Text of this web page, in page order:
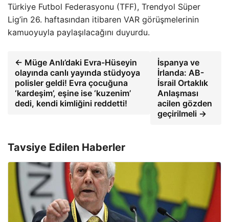
Türkiye Futbol Federasyonu (TFF), Trendyol Süper
Lig’in 26. haftasından itibaren VAR görüşmelerinin
kamuoyuyla paylaşılacağını duyurdu.
← Müge Anlı’daki Evra-Hüseyin
olayında canlı yayında stüdyoya
polisler geldi! Evra çocuğuna
‘kardeşim’, eşine ise ‘kuzenim’
dedi, kendi kimliğini reddetti!
İspanya ve
İrlanda: AB-
İsrail Ortaklık
Anlaşması
acilen gözden
geçirilmeli →
Tavsiye Edilen Haberler